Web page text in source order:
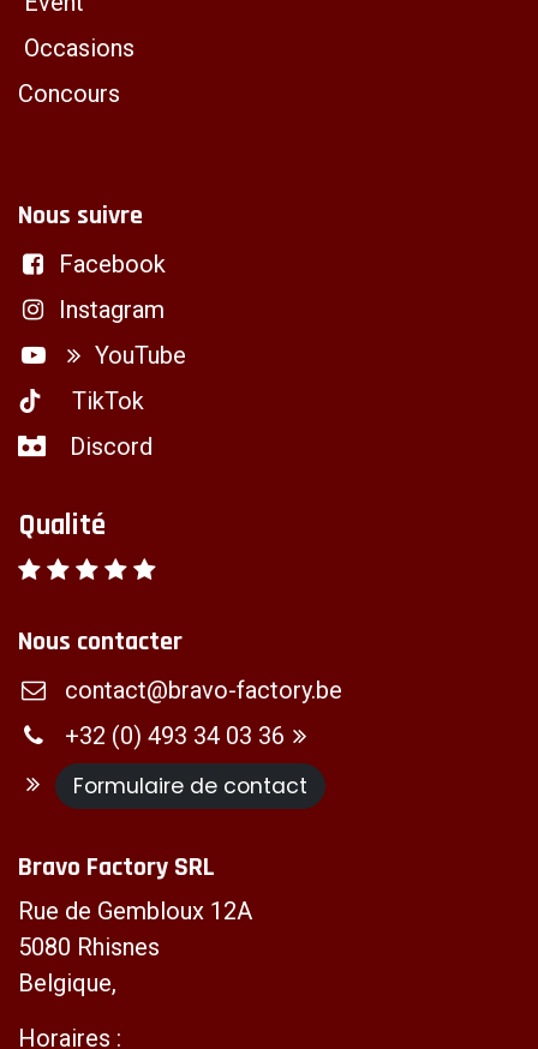
Occasions
Concours
Nous suivre
Facebook
Instagram
YouTube
TikTok
Discord
Qualité
Nous contacter
contact@bravo-factory.be
+32 (0) 493 34 03 36
Formulaire de contact
Bravo Factory SRL
Rue de Gembloux 12A
5080 Rhisnes
Belgique,
Horaires :